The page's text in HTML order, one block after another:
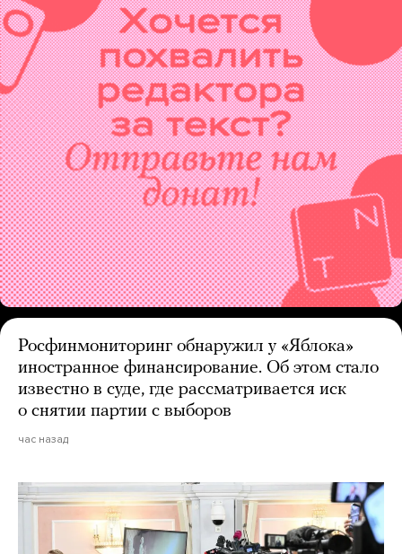
Росфинмониторинг обнаружил у «Яблока»
иностранное финансирование. Об этом стало
известно в суде, где рассматривается иск
о снятии партии с выборов
час назад